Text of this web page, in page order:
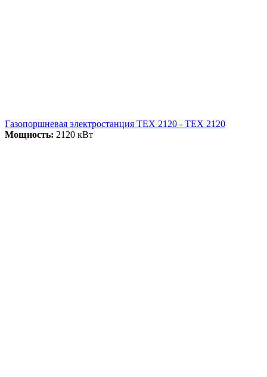
Газопоршневая электростанция ТЕХ 2120 - ТЕХ 2120
Мощность: 2120 кВт